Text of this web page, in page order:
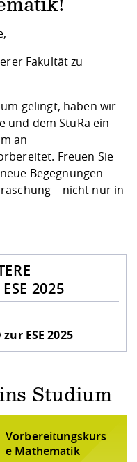
und Physik
Digitales Lernen
Studentenwerk
Angebote der
Arbeit
Weiterbilden im
Formulare und
Internationale
Kooperationen
Klimaschutz &
Förderverein
Informatik/
Landbau/
Maschinenbau
Unternehmen
Fakultät zu
gelingt, haben wir
und dem StuRa ein
an
Freuen Sie
Begegnungen
– nicht nur in
2025
ESE 2025
Studium
Vorbereitungskurs
e Mathematik